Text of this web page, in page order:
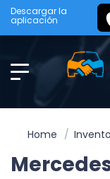
Descargar la
aplicación
Home